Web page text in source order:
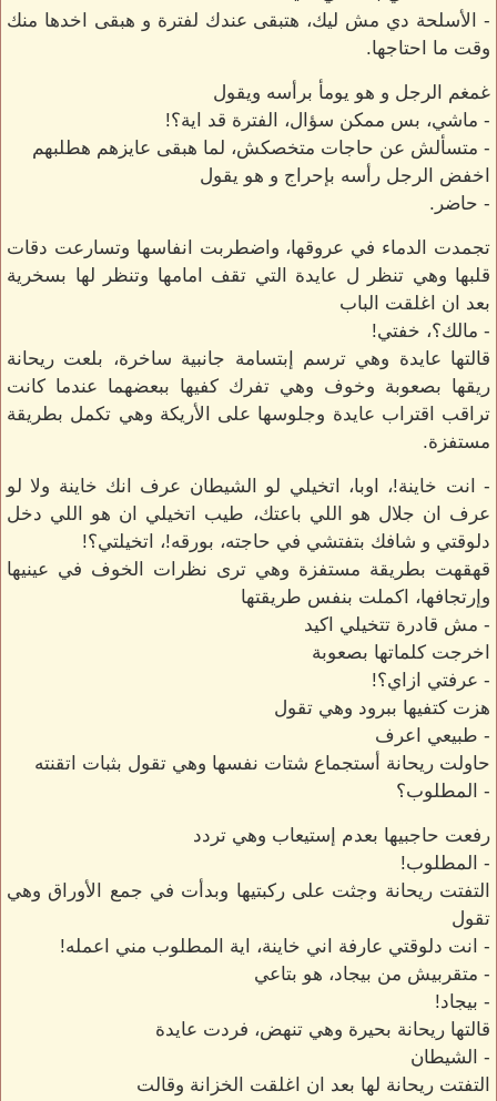
- الأسلحة دي مش ليك، هتبقى عندك لفترة و هبقى اخدها منك
وقت ما احتاجها.
غمغم الرجل و هو يومأ برأسه ويقول
- ماشي، بس ممكن سؤال، الفترة قد اية؟!
- متسألش عن حاجات متخصكش، لما هبقى عايزهم هطلبهم
اخفض الرجل رأسه بإحراج و هو يقول
- حاضر.
تجمدت الدماء في عروقها، واضطربت انفاسها وتسارعت دقات
قلبها وهي تنظر ل عايدة التي تقف امامها وتنظر لها بسخرية
بعد ان اغلقت الباب
- مالك؟، خفتي!
قالتها عايدة وهي ترسم إبتسامة جانبية ساخرة، بلعت ريحانة
ريقها بصعوبة وخوف وهي تفرك كفيها ببعضهما عندما كانت
تراقب اقتراب عايدة وجلوسها على الأريكة وهي تكمل بطريقة
مستفزة.
- انت خاينة!، اوبا، اتخيلي لو الشيطان عرف انك خاينة ولا لو
عرف ان جلال هو اللي باعتك، طيب اتخيلي ان هو اللي دخل
دلوقتي و شافك بتفتشي في حاجته، بورقه!، اتخيلتي؟!
قهقهت بطريقة مستفزة وهي ترى نظرات الخوف في عينيها
وإرتجافها، اكملت بنفس طريقتها
- مش قادرة تتخيلي اكيد
اخرجت كلماتها بصعوبة
- عرفتي ازاي؟!
هزت كتفيها ببرود وهي تقول
- طبيعي اعرف
حاولت ريحانة أستجماع شتات نفسها وهي تقول بثبات اتقنته
- المطلوب؟
رفعت حاجبيها بعدم إستيعاب وهي تردد
- المطلوب!
التفتت ريحانة وجثت على ركبتيها وبدأت في جمع الأوراق وهي
تقول
- انت دلوقتي عارفة اني خاينة، اية المطلوب مني اعمله!
- متقربيش من بيجاد، هو بتاعي
- بيجاد!
قالتها ريحانة بحيرة وهي تنهض، فردت عايدة
- الشيطان
التفتت ريحانة لها بعد ان اغلقت الخزانة وقالت